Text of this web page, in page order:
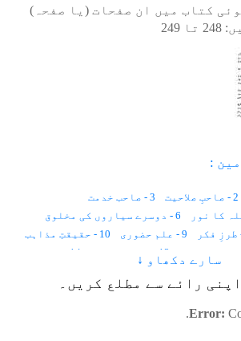
کتاب میں ان صفحات (یا صفحہ)
248 تا 249
:
2 - صاحبِ صلاحیت
3 - صاحب خدمت
6 - دوسرے سیاروں کی مخلوق
9 - علم حضوری
10 - حقیقتِ مذاہب
13 - ماوراء ذات
14 - تصرف
17 - اعراف کیا ہے
19 - جسمِ مثالی
20 - روشنیوں کا ہالہ
فکر – 1
سارے دکھاو ↓
رائے سے مطلع کریں۔
Error: